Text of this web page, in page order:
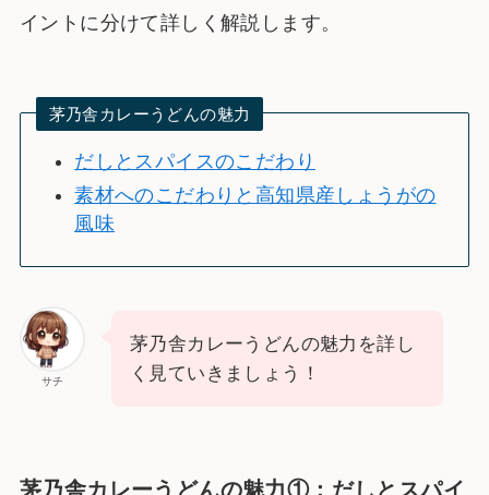
イントに分けて詳しく解説します。
茅乃舎カレーうどんの魅力
だしとスパイスのこだわり
素材へのこだわりと高知県産しょうがの
風味
サチ
茅乃舎カレーうどんの魅力を詳し
く見ていきましょう！
茅乃舎カレーうどんの魅力①：だしとスパイ